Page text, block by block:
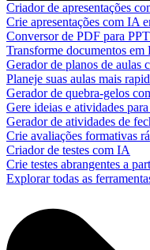
Criador de apresentações
Crie apresentações com IA
Conversor de PDF para
Transforme documentos em
Gerador de planos de aulas
Planeje suas aulas mais
Gerador de quebra-gelos
Gere ideias e atividades
Gerador de atividades de
Crie avaliações formativas
Criador de testes com IA
Crie testes abrangentes a
Explorar todas as